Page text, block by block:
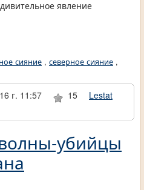
явление
сияние , северное сияние ,
г. 11:57 15
Lestat
убийцы